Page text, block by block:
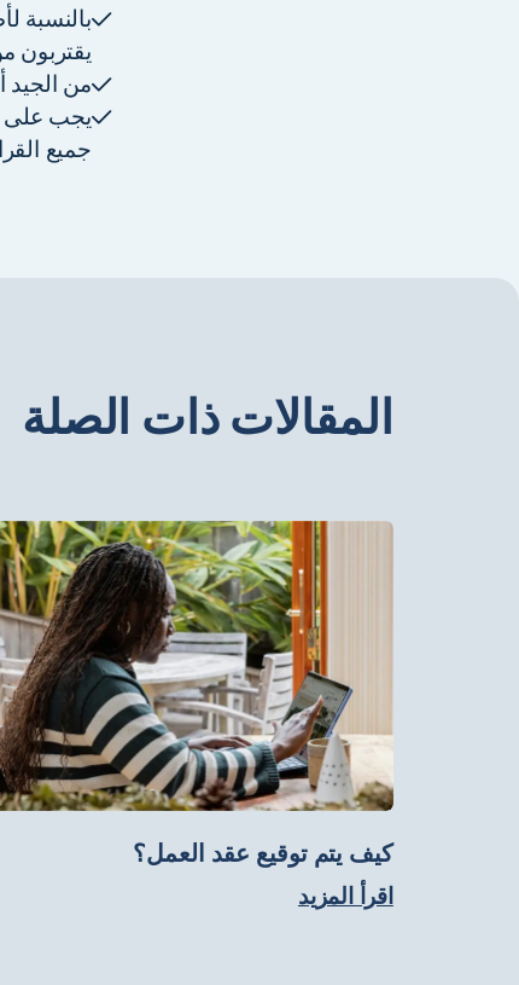
بالنسبة
يقتربون
من الجيد
يجب على
جميع
المقالات ذات الصلة
كيف يتم توقيع عقد العمل؟
اقرأ المزيد